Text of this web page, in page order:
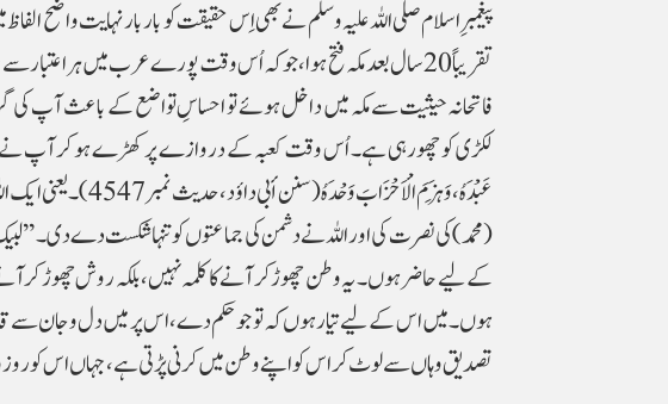
پیغمبرِ اسلام صلی اللہ علیہ وسلم نے بھی اِس حقیقت کو بار بار نہایت
تقریباً 20 سال بعد مکہ فتح ہوا، جو کہ اُس وقت پورے عرب میں ہر
فاتحانہ حیثیت سے مکہ میں داخل ہوئے تو احساسِ تواضع کے باعث آپ کی
لکڑی کو چھورہی ہے۔ اُس وقت کعبہ کے دروازے پر کھڑے ہو کر آپ نے
عَبْدَہُ، وَہَزَمَ الْأَحْزَابَ
(محمد) کی نصرت کی اور اللہ نے دشمن کی جماعتوں کو تنہا شکست دے دی۔
کے لیے حاضر ہوں۔ یہ وطن چھوڑ کر آنے کا کلمہ نہیں، بلکہ روش چھوڑ کر
ہوں۔ میں اس کے لیے تیار ہوں کہ تو جو حکم دے، اس پر میں دل و جان سے
تصدیق وہاں سے لوٹ کر اس کو اپنے وطن میں کرنی پڑتی ہے، جہاں اس کو